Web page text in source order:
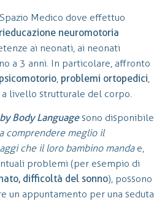
Medico dove effettuo
neuromotoria
ai neonati, ai neonati
a 3 anni. In particolare, affronto
, problemi ortopedici,
a livello strutturale del corpo.
Body Languagesono disponibile
comprendere meglio il
che il loro bambino mandae,
problemi (per esempio di
difficoltà del sonno), possono
un appuntamento per una seduta